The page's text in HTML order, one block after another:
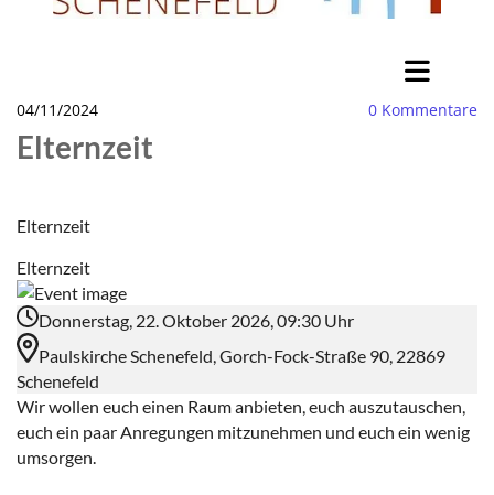
04/11/2024 0 Kommentare
Elternzeit
Elternzeit
Elternzeit
Donnerstag, 22. Oktober 2026, 09:30 Uhr
Paulskirche Schenefeld, Gorch-Fock-Straße 90, 22869
Schenefeld
Wir wollen euch einen Raum anbieten, euch auszutauschen,
euch ein paar Anregungen mitzunehmen und euch ein wenig
umsorgen.